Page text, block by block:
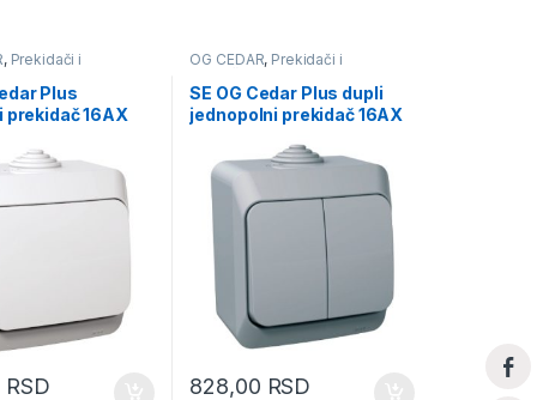
, Prekidači i
Plus
prekidač 16AX
RSD
OG CEDAR, Prekidači i
SE OG Cedar Plus dupli
jednopolni prekidač 16AX
828,00 RSD